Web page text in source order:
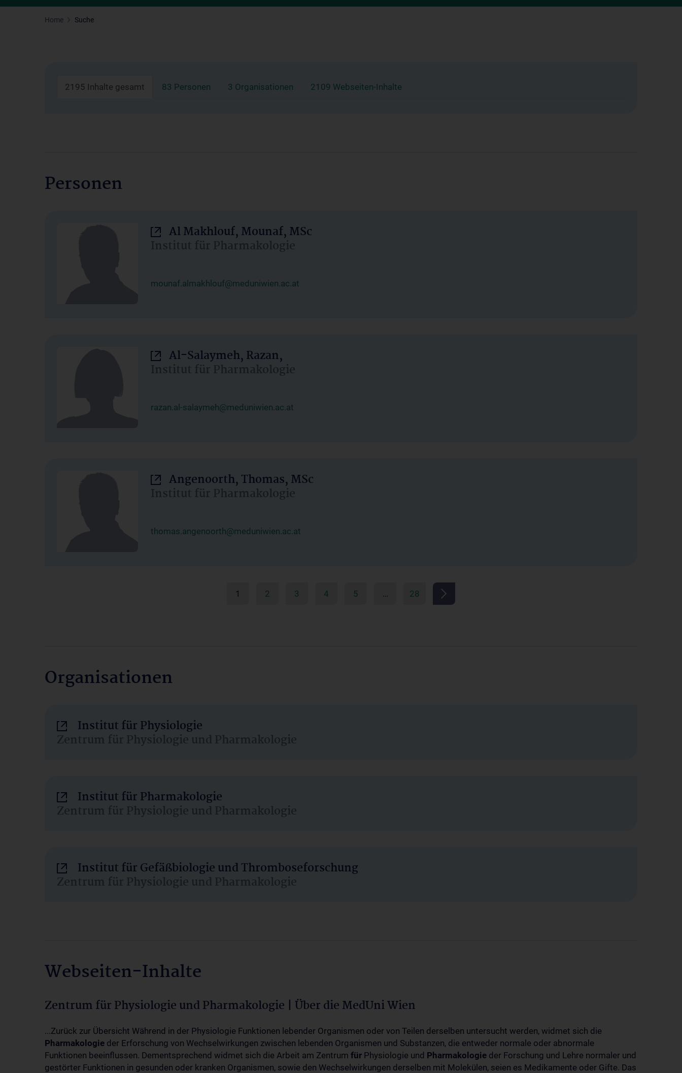
Home Suche
2195 Inhalte gesamt 83 Personen 3 Organisationen 2109 Webseiten-Inhalte
Personen
Al Makhlouf, Mounaf, MSc
Institut für Pharmakologie
mounaf.almakhlouf@meduniwien.ac.at
Al-Salaymeh, Razan,
Institut für Pharmakologie
razan.al-salaymeh@meduniwien.ac.at
Angenoorth, Thomas, MSc
Institut für Pharmakologie
thomas.angenoorth@meduniwien.ac.at
1 2 3 4 5 … 28
Organisationen
Institut für Physiologie
Zentrum für Physiologie und Pharmakologie
Institut für Pharmakologie
Zentrum für Physiologie und Pharmakologie
Institut für Gefäßbiologie und Thromboseforschung
Zentrum für Physiologie und Pharmakologie
Webseiten-Inhalte
Zentrum für Physiologie und Pharmakologie | Über die MedUni Wien
...Zurück zur Übersicht Während in der Physiologie Funktionen lebender Organismen oder von Teilen derselben untersucht werden, widmet sich die
Pharmakologie der Erforschung von Wechselwirkungen zwischen lebenden Organismen und Substanzen, die entweder normale oder abnormale
Funktionen beeinflussen. Dementsprechend widmet sich die Arbeit am Zentrum für Physiologie und Pharmakologie der Forschung und Lehre normaler und
gestörter Funktionen in gesunden oder kranken Organismen, sowie den Wechselwirkungen derselben mit Molekülen, seien es Medikamente oder Gifte. Das